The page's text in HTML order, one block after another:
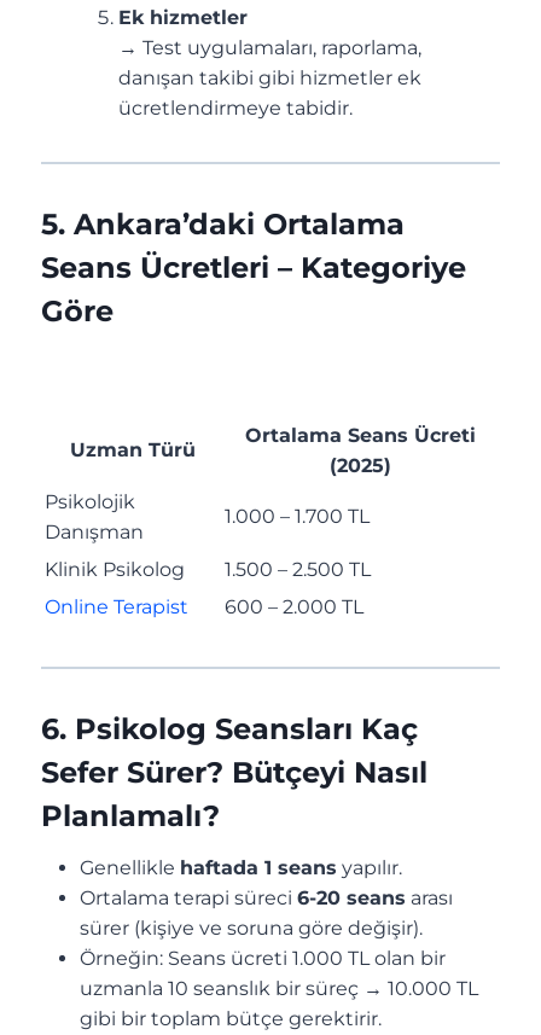
Ek hizmetler
→ Test uygulamaları, raporlama,
danışan takibi gibi hizmetler ek
ücretlendirmeye tabidir.
5. Ankara’daki Ortalama
Seans Ücretleri – Kategoriye
Göre
Uzman Türü
Ortalama Seans Ücreti
(2025)
Psikolojik
Danışman
1.000 – 1.700 TL
Klinik Psikolog
1.500 – 2.500 TL
Online Terapist
600 – 2.000 TL
6. Psikolog Seansları Kaç
Sefer Sürer? Bütçeyi Nasıl
Planlamalı?
Genellikle haftada 1 seans yapılır.
Ortalama terapi süreci 6-20 seans arası
sürer (kişiye ve soruna göre değişir).
Örneğin: Seans ücreti 1.000 TL olan bir
uzmanla 10 seanslık bir süreç → 10.000 TL
gibi bir toplam bütçe gerektirir.